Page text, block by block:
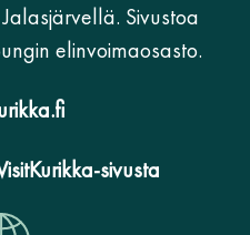
Sivustoa
elinvoimaosasto.
sivusta